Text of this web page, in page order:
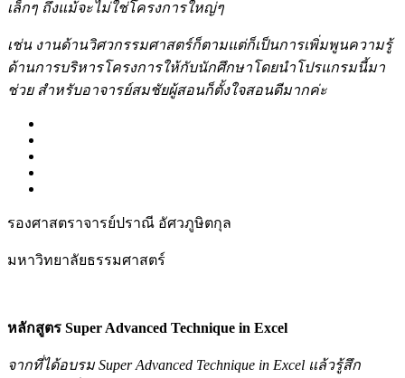
เล็กๆ ถึงแม้จะไม่ใช่โครงการใหญ่ๆ
เช่น งานด้านวิศวกรรมศาสตร์ก็ตามแต่ก็เป็นการเพิ่มพูนความรู้
ด้านการบริหารโครงการให้กับนักศึกษาโดยนำโปรแกรมนี้มา
ช่วย สำหรับอาจารย์สมชัยผู้สอนก็ตั้งใจสอนดีมากค่ะ
รองศาสตราจารย์ปราณี อัศวภูษิตกุล
มหาวิทยาลัยธรรมศาสตร์
หลักสูตร Super Advanced Technique in Excel
จากที่ได้อบรม Super Advanced Technique in Excel แล้วรู้สึก